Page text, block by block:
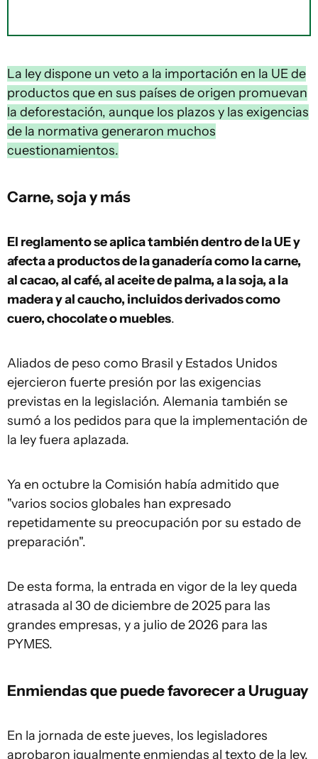
La ley dispone un veto a la importación en la UE de
productos que en sus países de origen promuevan
la deforestación, aunque los plazos y las exigencias
de la normativa generaron muchos
cuestionamientos.
Carne, soja y más
El reglamento se aplica también dentro de la UE y
afecta a productos de la ganadería como la carne,
al cacao, al café, al aceite de palma, a la soja, a la
madera y al caucho, incluidos derivados como
cuero, chocolate o muebles.
Aliados de peso como Brasil y Estados Unidos
ejercieron fuerte presión por las exigencias
previstas en la legislación. Alemania también se
sumó a los pedidos para que la implementación de
la ley fuera aplazada.
Ya en octubre la Comisión había admitido que
"varios socios globales han expresado
repetidamente su preocupación por su estado de
preparación".
De esta forma, la entrada en vigor de la ley queda
atrasada al 30 de diciembre de 2025 para las
grandes empresas, y a julio de 2026 para las
PYMES.
Enmiendas que puede favorecer a Uruguay
En la jornada de este jueves, los legisladores
aprobaron igualmente enmiendas al texto de la ley,